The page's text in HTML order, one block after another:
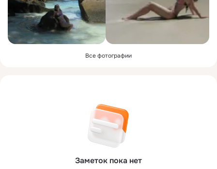
Все фотографии
Заметок пока нет